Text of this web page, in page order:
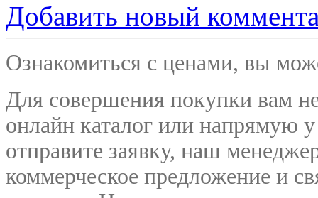
Добавить новый
Ознакомиться с ценами, вы
Для совершения покупки вам
онлайн каталог или напрямую
отправите заявку, наш
коммерческое предложение и